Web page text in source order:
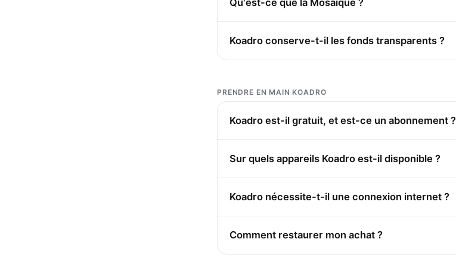
Qu'est-ce que la Mosaïque ?
Koadro conserve-t-il les fonds transparents ?
PRENDRE EN MAIN KOADRO
Koadro est-il gratuit, et est-ce un abonnement ?
Sur quels appareils Koadro est-il disponible ?
Koadro nécessite-t-il une connexion internet ?
Comment restaurer mon achat ?